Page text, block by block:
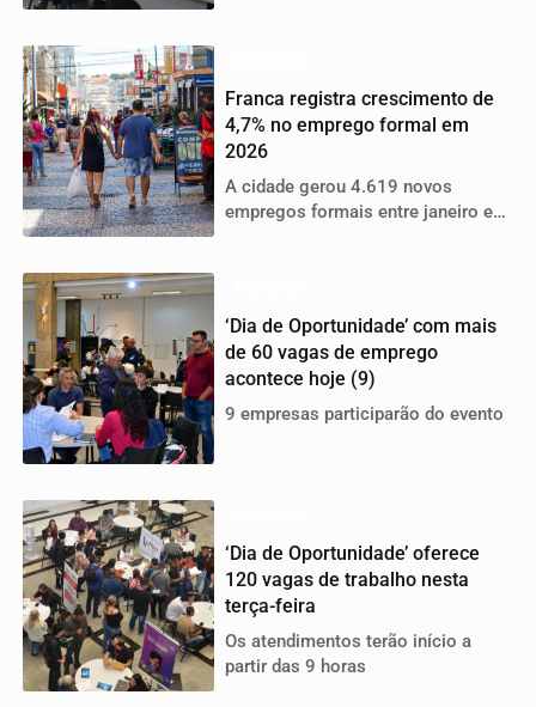
Franca registra crescimento de
4,7% no emprego formal em
2026
A cidade gerou 4.619 novos
empregos formais entre janeiro e
‘Dia de Oportunidade’ com mais
de 60 vagas de emprego
acontece hoje (9)
9 empresas participarão do evento
‘Dia de Oportunidade’ oferece
120 vagas de trabalho nesta
terça-feira
Os atendimentos terão início a
partir das 9 horas